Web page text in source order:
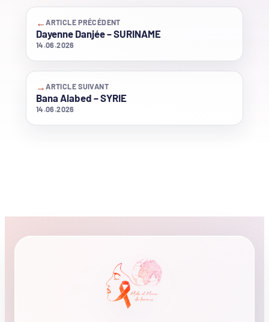
←ARTICLE PRÉCÉDENT
Dayenne Danjée – SURINAME
14.06.2026
→ARTICLE SUIVANT
Bana Alabed – SYRIE
14.06.2026